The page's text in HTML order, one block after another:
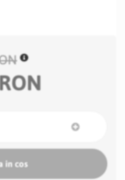
in cos